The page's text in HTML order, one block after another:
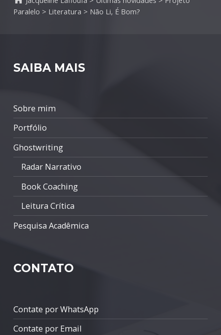
Paralelo > Literatura > Não Li, É Bom?
SAIBA MAIS
Sobre mim
Portfólio
Ghostwriting
Radar Narrativo
Book Coaching
Leitura Crítica
Pesquisa Acadêmica
CONTATO
Contate por WhatsApp
Contate por Email